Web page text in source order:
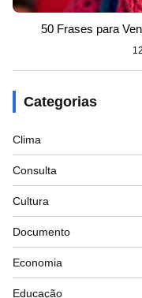
50 Frases para
Categorias
Clima
Consulta
Cultura
Documento
Economia
Educação